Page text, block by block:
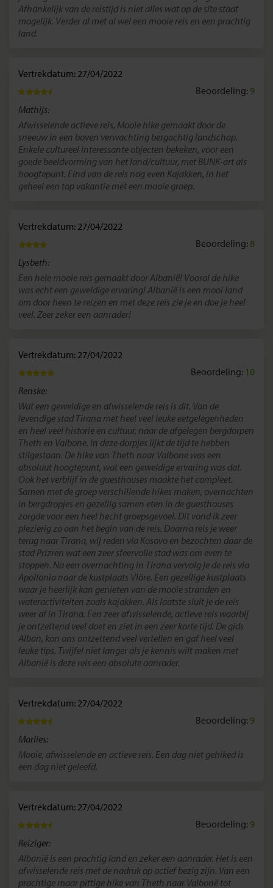
Afhankelijk van de reistijd is niet alles wat op de site staat
mogelijk. Verder al met al wel een mooie reis en een prachtig
land.
Vertrekdatum: 27/04/2022
Beoordeling: 9
Mathijs:
Afwisselende actieve reis, Mooie hike gemaakt door de
sneeuw in een boven verwachting bergachtig landschap.
Enkele cultureel interessante objecten bekeken, voor een
goede beeldvorming van het land/cultuur, met BUNK-art als
hoogtepunt. Eind van de reis nog even Kajakken, in het
geheel een top vakantie met een mooie groep.
Vertrekdatum: 27/04/2022
Beoordeling: 8
Lysbeth:
Een hele mooie reis gemaakt door Albanië! Vooral de hike
was echt een geweldige ervaring! Albanië is een mooi land
om door heen te reizen en met deze reis zie je en doe je heel
veel. Zeer zeker een aanrader!
Vertrekdatum: 27/04/2022
Beoordeling: 10
Renske:
Wat een geweldige en afwisselende reis is dit. Van de
levendige stad Tirana met heel veel leuke eetgelegenheden
en heel veel historie en cultuur, naar de afgelegen bergdorpen
Theth en Valbone. In deze dorpjes lijkt de tijd te hebben
stilgestaan. De hike van Theth naar Valbone was een
absoluut hoogtepunt, wat een geweldige ervaring was dat.
Ook het verblijf in de guesthouses maakte het compleet.
Samen met de groep verschillende hikes maken, overnachten
in bergdropjes en gezellig samen eten in de guesthouses
zorgde voor een heel hecht groepsgevoel. Dit vond ik zeer
plezierig zo aan het begin van de reis. Daarna reis je weer
terug naar Tirana, wij reden via Kosovo en bezochten daar de
stad Prizren wat een zeer sfeervolle stad was om even te
stoppen. Na een overnachting in Tirana vervolg je de reis via
Apollonia naar de kustplaats Vlöre. Een gezellige kustplaats
waar je heerlijk kan genieten van de mooie stranden en
wateractiviteiten zoals kajakken. Als laatste sluit je de reis
weer af in Tirana. Een zeer afwisselende, actieve reis waarbij
je ontzettend veel doet en ziet in een zeer korte tijd. De gids
Alban, kon ons ontzettend veel vertellen en gaf heel veel
leuke tips. Twijfel niet langer als je kennis wilt maken met
Albanië is deze reis een absolute aanrader.
Vertrekdatum: 27/04/2022
Beoordeling: 9
Marlies:
Mooie, afwisselende en actieve reis. Een dag niet gehiked is
een dag niet geleefd.
Vertrekdatum: 27/04/2022
Beoordeling: 9
Reiziger:
Albanië is een prachtig land en zeker een aanrader. Het is een
afwisselende reis met de nadruk op actief bezig zijn. Van een
prachtige maar pittige hike van Theth naar Valbonë tot